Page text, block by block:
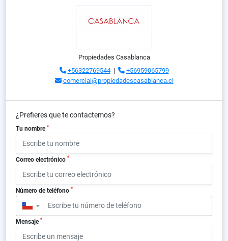
Propiedades Casablanca
+56322769544|
+56959065799
comercial@propiedadescasablanca.cl
¿Prefieres que te contactemos?
Tu nombre *
Correo electrónico *
Número de teléfono *
▼
Mensaje *